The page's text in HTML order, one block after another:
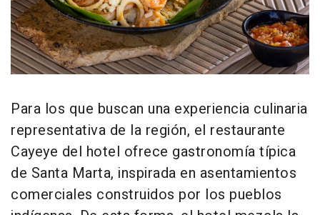
Para los que buscan una experiencia culinaria
representativa de la región, el restaurante
Cayeye del hotel ofrece gastronomía típica
de Santa Marta, inspirada en asentamientos
comerciales construidos por los pueblos